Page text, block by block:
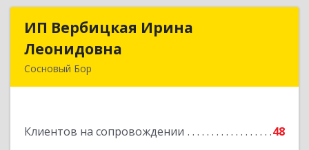
ИП Вербицкая Ирина
Леонидовна
Сосновый Бор
Клиентов на сопровождении 48
ИП Вербицкая Ирина
Подробнее